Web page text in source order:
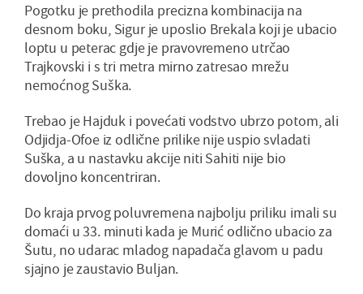
Pogotku je prethodila precizna kombinacija na
desnom boku, Sigur je uposlio Brekala koji je ubacio
loptu u peterac gdje je pravovremeno utrčao
Trajkovski i s tri metra mirno zatresao mrežu
nemoćnog Suška.
Trebao je Hajduk i povećati vodstvo ubrzo potom, ali
Odjidja-Ofoe iz odlične prilike nije uspio svladati
Suška, a u nastavku akcije niti Sahiti nije bio
dovoljno koncentriran.
Do kraja prvog poluvremena najbolju priliku imali su
domaći u 33. minuti kada je Murić odlično ubacio za
Šutu, no udarac mladog napadača glavom u padu
sjajno je zaustavio Buljan.